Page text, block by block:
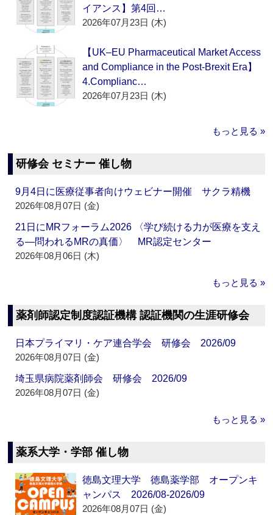
イアンス】第4回…
2026年07月23日 (木)
【UK–EU Pharmaceutical Market Access
and Compliance in the Post-Brexit Era】
4.Complianc…
2026年07月23日 (木)
もっと見る »
研修会 セミナー 催し物
9月4日に医療従事者向けウェビナー開催 サクラ精機
2026年08月07日 (金)
21日にMRフォーラム2026 〈学び続ける力が医療を支え
る―問われるMRの真価〉 MR認定センター
2026年08月06日 (木)
もっと見る »
薬剤師認定制度認証機構 認証機関の生涯研修会
日本プライマリ・ケア連合学会 研修会 2026/09
2026年08月07日 (金)
埼玉県病院薬剤師会 研修会 2026/09
2026年08月07日 (金)
もっと見る »
薬系大学・学部 催し物
徳島文理大学 徳島薬学部 オープンキ
ャンパス 2026/08-2026/09
2026年08月07日 (金)